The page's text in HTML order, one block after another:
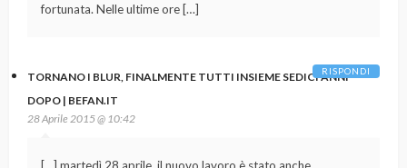
fortunata. Nelle ultime ore […]
TORNANO I BLUR, FINALMENTE TUTTI INSIEME SEDICI ANNI
DOPO | BEFAN.IT
28 Aprile 2015 @ 10:42
RISPONDI